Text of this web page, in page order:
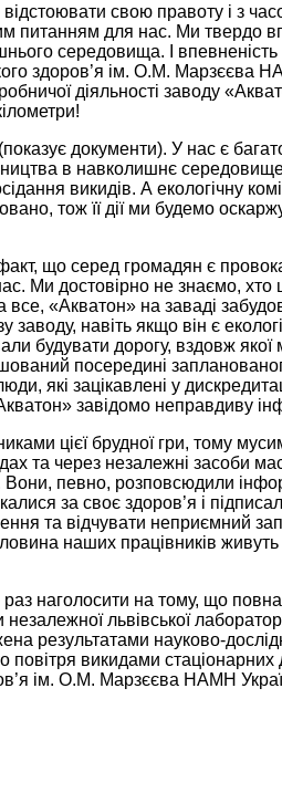
свою правоту і з
питанням для нас. Ми твердо
середовища. І
здоров’я ім. О.М. Марзєєва
діяльності заводу
документи). У нас є
в навколишнє середовище.
викидів. А екологічну
тож її дії ми будемо
що серед громадян є
Ми достовірно не знаємо, хто
все, «Акватон» на заваді
заводу, навіть якщо він є
будувати дорогу, вздовж
посередині
які зацікавлені у
завідомо неправдиву
цієї брудної гри, тому
та через незалежні засоби
певно, розповсюдили
за своє здоров’я і
та відчувати неприємний
наших працівників
наголосити на тому, що
львівської
результатами науково-
повітря викидами
ім. О.М. Марзєєва НАМН